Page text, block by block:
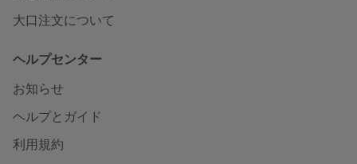
大口注文について
ヘルプセンター
お知らせ
ヘルプとガイド
利用規約